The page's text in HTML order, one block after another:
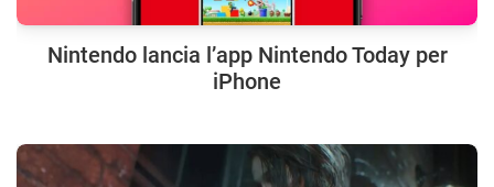
Nintendo lancia l’app Nintendo Today per
iPhone